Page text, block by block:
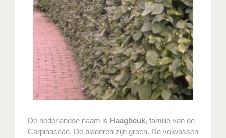
De nederlandse naam is Haagbeuk, familie van de
Carpinaceae. De bladeren zijn groen. De volwassen